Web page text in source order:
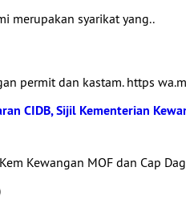
merupakan syarikat yang..
permit dan kastam. https
CIDB, Sijil Kementerian
Kewangan MOF dan Cap